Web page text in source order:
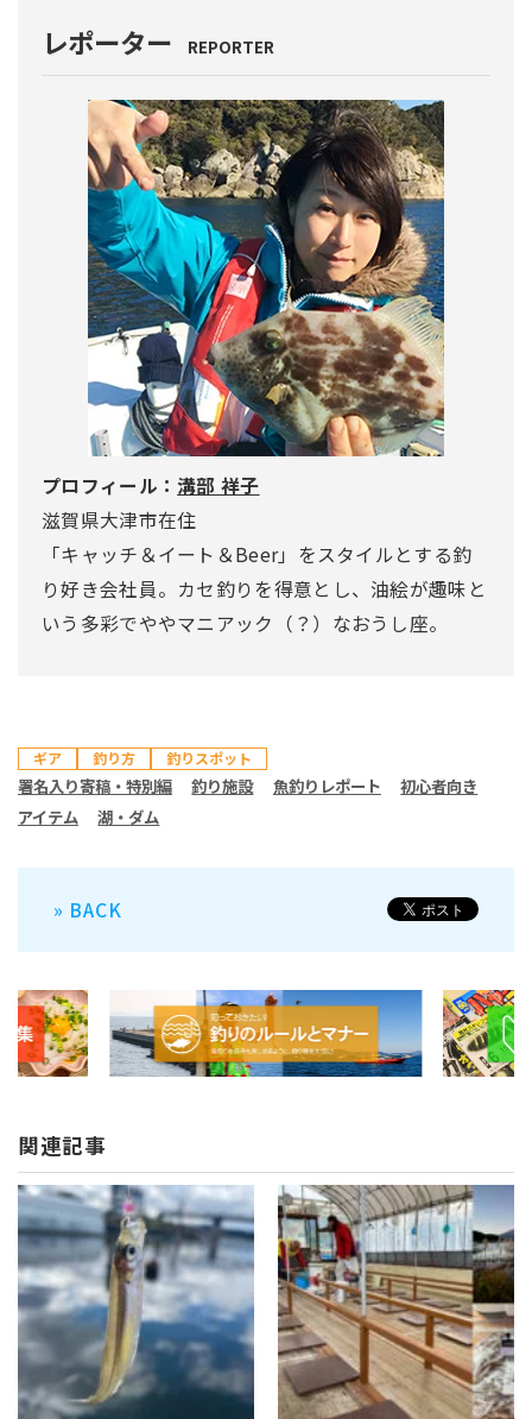
レポーター REPORTER
プロフィール： 溝部 祥子
滋賀県大津市在住
「キャッチ＆イート＆Beer」をスタイルとする釣
り好き会社員。カセ釣りを得意とし、油絵が趣味と
いう多彩でややマニアック（？）なおうし座。
ギア 釣り方 釣りスポット
署名入り寄稿・特別編 釣り施設 魚釣りレポート
初心者向き
アイテム
湖・ダム
» BACK
関連記事